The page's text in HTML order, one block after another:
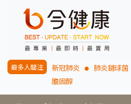
最多人關注 新冠肺炎 肺炎鏈球菌
膽固醇